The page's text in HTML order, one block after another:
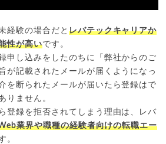
経験の場合だと レバテックキャリアか
性が高いです。
申し込みをしたのちに「弊社からのご
が記載されたメールが届くようになっ
を断られたメールが届いたら登録はで
りません。
登録を拒否されてしまう理由は、レバ
業界や職種の経験者向けの転職エー
。